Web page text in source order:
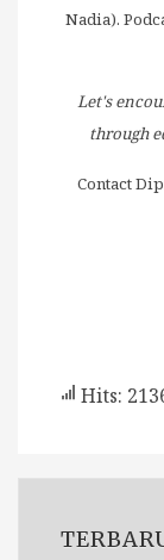
Nadia).
Let's
through
Contact
Hits: